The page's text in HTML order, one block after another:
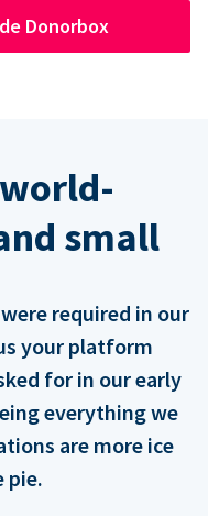
Donorbox
small
required in our
your platform
for in our early
everything we
are more ice
pie.